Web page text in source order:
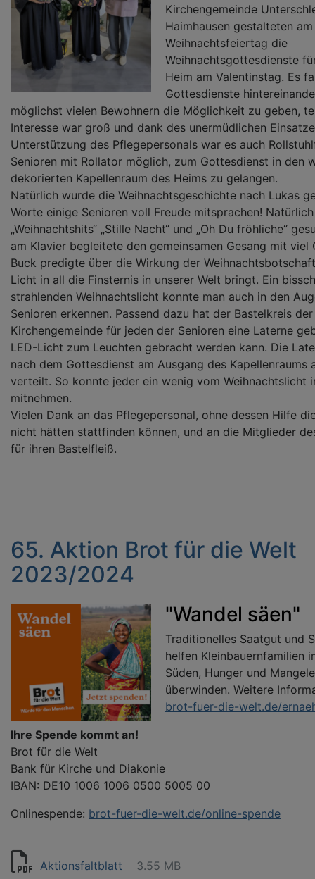
Kirchengemeinde
Haimhausen gestalteten
Weihnachtsfeiertag die
Weihnachtsgottesdienste
Heim am Valentinstag. Es
Gottesdienste
möglichst vielen Bewohnern die Möglichkeit zu geben,
Interesse war groß und dank des unermüdlichen
Unterstützung des Pflegepersonals war es auch
Senioren mit Rollator möglich, zum Gottesdienst in den
dekorierten Kapellenraum des Heims zu gelangen.
Natürlich wurde die Weihnachtsgeschichte nach Lukas
Worte einige Senioren voll Freude mitsprachen!
„Weihnachtshits“ „Stille Nacht“ und „Oh Du fröhliche“
am Klavier begleitete den gemeinsamen Gesang mit viel
Buck predigte über die Wirkung der
Licht in all die Finsternis in unserer Welt bringt. Ein
strahlenden Weihnachtslicht konnte man auch in den
Senioren erkennen. Passend dazu hat der Bastelkreis
Kirchengemeinde für jeden der Senioren eine Laterne
LED-Licht zum Leuchten gebracht werden kann. Die
nach dem Gottesdienst am Ausgang des Kapellenraums
verteilt. So konnte jeder ein wenig vom Weihnachtslicht
mitnehmen.
Vielen Dank an das Pflegepersonal, ohne dessen Hilfe
nicht hätten stattfinden können, und an die Mitglieder
für ihren Bastelfleiß.
65. Aktion Brot für die Welt
2023/2024
"Wandel säen"
Traditionelles Saatgut und
helfen Kleinbauernfamilien
Süden, Hunger und
überwinden. Weitere
brot-fuer-die-welt.de/
Ihre Spende kommt an!
Brot für die Welt
Bank für Kirche und Diakonie
IBAN: DE10 1006 1006 0500 5005 00
Onlinespende: brot-fuer-die-welt.de/online-spende
Aktionsfaltblatt 3.55 MB